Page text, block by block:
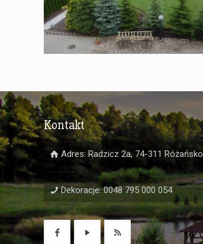
Kontakt
Adres: Radzicz 2a, 74-311 Różańsko
Dekoracje: 0048 795 000 054